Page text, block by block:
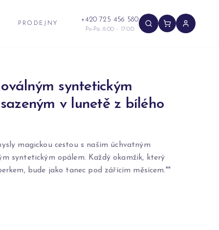
PRODEJNY +420 725 456 580
Po-Pá: 8:00 - 17:00
syntetickým
v lunetě z bílého
magickou cestou s naším úchvatným
syntetickým opálem. Každý okamžik, který
bude jako tanec pod zářícím měsícem.""